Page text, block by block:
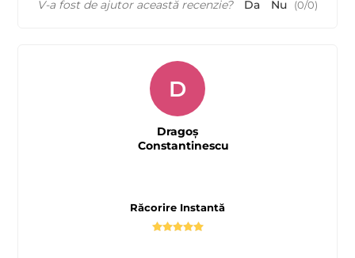
V-a fost de ajutor această recenzie? Da Nu (0/0)
Răcorire Instantă
D
Dragoș
Constantinescu